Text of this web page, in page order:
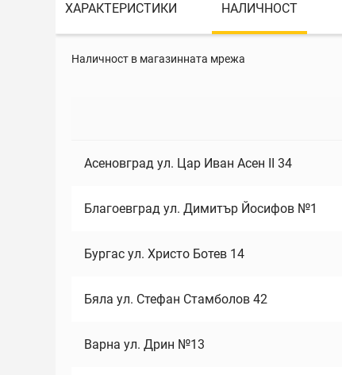
ХАРАКТЕРИСТИКИ НАЛИЧНОСТ
Наличност в магазинната мрежа
Асеновград ул. Цар Иван Асен II 34
Благоевград ул. Димитър Йосифов №1
Бургас ул. Христо Ботев 14
Бяла ул. Стефан Стамболов 42
Варна ул. Дрин №13